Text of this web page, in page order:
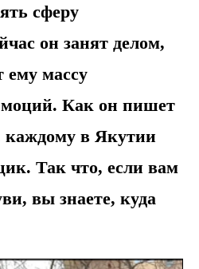
сферу
он занят делом,
ему массу
Как он пишет
каждому в Якутии
Так что, если вам
вы знаете, куда